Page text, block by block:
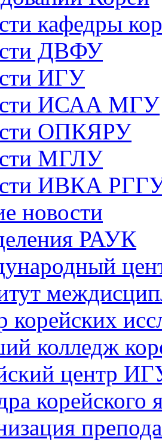
кафедры
ДВФУ
ИГУ
ИСАА МГУ
ОПКЯРУ
МГЛУ
ИВКА
новости
РАУК
корейских
колледж
центр